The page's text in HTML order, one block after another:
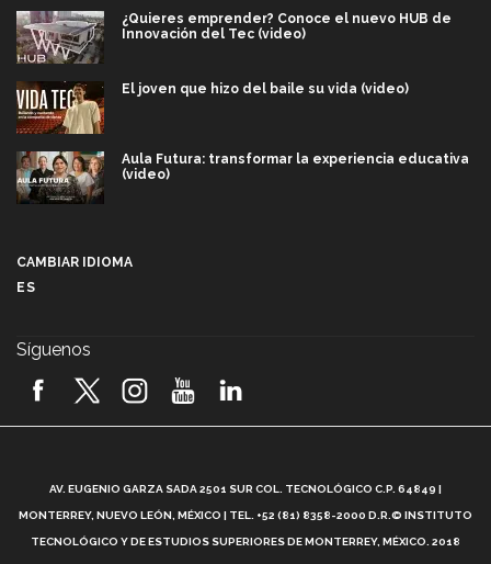
¿Quieres emprender? Conoce el nuevo HUB de
Innovación del Tec (video)
El joven que hizo del baile su vida (video)
Aula Futura: transformar la experiencia educativa
(video)
2026! (video)
¿Cómo es el Modelo Educativo Tec? (video)
CAMBIAR IDIOMA
ES
Síguenos
AV. EUGENIO GARZA SADA 2501 SUR COL. TECNOLÓGICO C.P. 64849 |
MONTERREY, NUEVO LEÓN, MÉXICO | TEL. +52 (81) 8358-2000 D.R.© INSTITUTO
TECNOLÓGICO Y DE ESTUDIOS SUPERIORES DE MONTERREY, MÉXICO. 2018